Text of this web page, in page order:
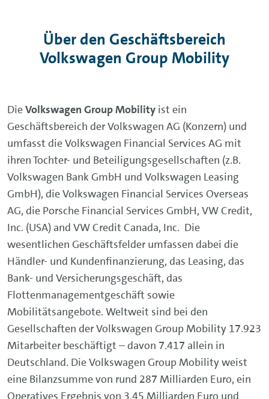
Über den Geschäftsbereich
Volkswagen Group Mobility
DieVolkswagen Group Mobility ist ein
Geschäftsbereich der Volkswagen AG (Konzern) und
umfasst die Volkswagen Financial Services AG mit
ihren Tochter- und Beteiligungsgesellschaften (z.B.
Volkswagen Bank GmbH und Volkswagen Leasing
GmbH), die Volkswagen Financial Services Overseas
AG, die Porsche Financial Services GmbH, VW Credit,
Inc. (USA) and VW Credit Canada, Inc. Die
wesentlichen Geschäftsfelder umfassen dabei die
Händler- und Kundenfinanzierung, das Leasing, das
Bank- und Versicherungsgeschäft, das
Flottenmanagementgeschäft sowie
Mobilitätsangebote. Weltweit sind bei den
Gesellschaften der Volkswagen Group Mobility 17.923
Mitarbeiter beschäftigt – davon 7.417 allein in
Deutschland. Die Volkswagen Group Mobility weist
eine Bilanzsumme von rund 287 Milliarden Euro, ein
Operatives Ergebnis von 3,45 Milliarden Euro und